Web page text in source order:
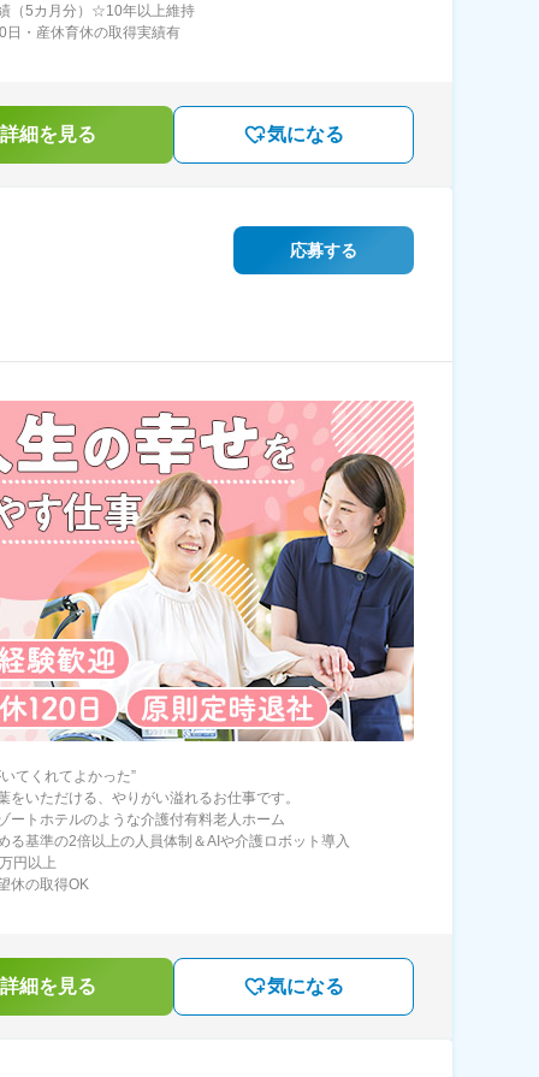
（5カ月分）☆10年以上維持
・産休育休の取得実績有
細を見る 気になる
応募する
てくれてよかった”
をいただける、やりがい溢れるお仕事です。
ートホテルのような介護付有料老人ホーム
る基準の2倍以上の人員体制＆AIや介護ロボット導入
円以上
休の取得OK
細を見る 気になる